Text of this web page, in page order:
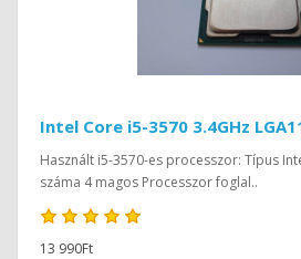
Intel Core i5-3570 3.4GHz
Használt i5-3570-es processzor: Típus
száma 4 magos Processzor foglal..
13 990Ft